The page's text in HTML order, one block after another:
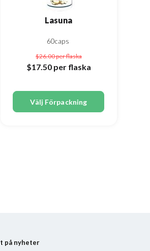
Lasuna
60caps
$26.00per flaska
$17.50 per flaska
Välj Förpackning
på nyheter